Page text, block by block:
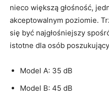
nieco większą głośność,
akceptowalnym poziomie.
się być najgłośniejszy
istotne dla osób
Model A: 35 dB
Model B: 45 dB